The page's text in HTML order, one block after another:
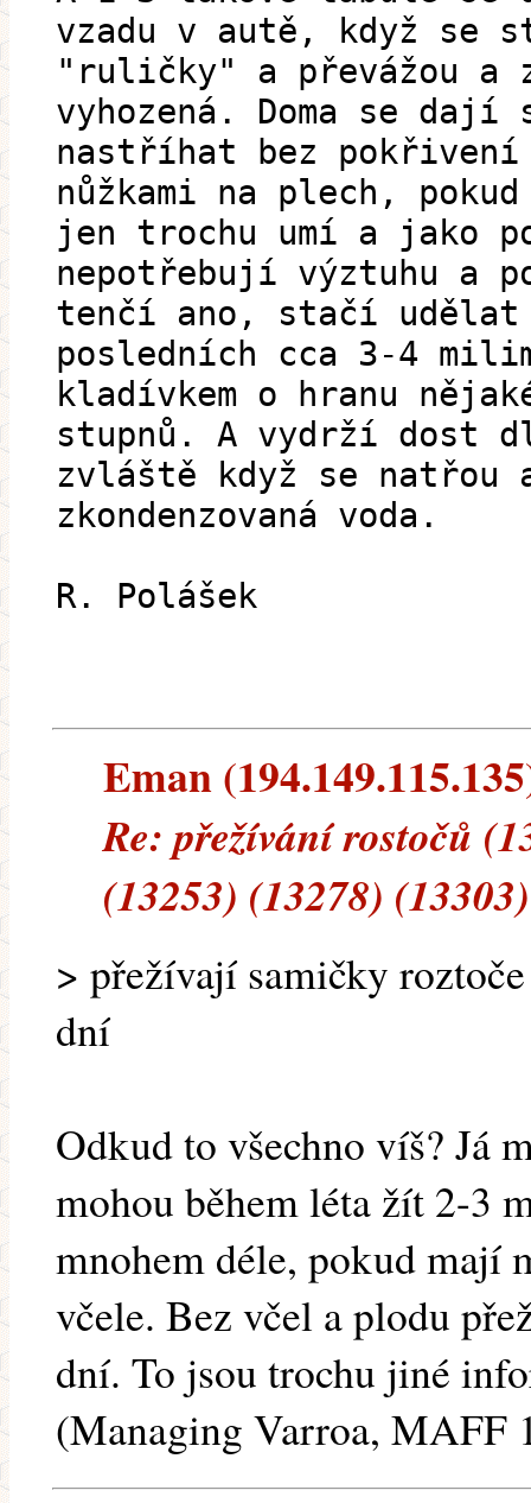
vzadu v autě, když se
"ruličky" a převážou a
vyhozená. Doma se dají
nastříhat bez pokřivení
nůžkami na plech,
jen trochu umí a jako
nepotřebují výztuhu a
tenčí ano, stačí udělat
posledních cca 3-4
kladívkem o hranu
stupnů. A vydrží dost
zvláště když se natřou
zkondenzovaná voda.
R. Polášek
Eman
Re: přežívání rostočů
(13253) (13278) (13303)
> přežívají samičky
dní
Odkud to všechno víš? Já
mohou během léta žít 2-3
mnohem déle, pokud mají
včele. Bez včel a plodu
dní. To jsou trochu jiné
(Managing Varroa, MAFF